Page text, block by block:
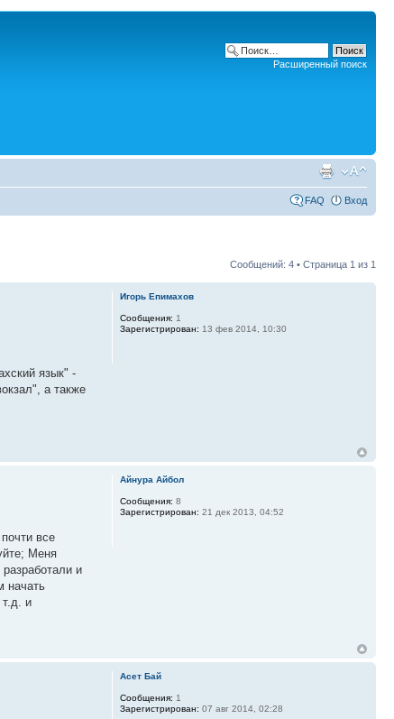
Расширенный поиск
FAQ Вход
Сообщений: 4 • Страница 1 из 1
язык" -
а также
Игорь Епимахов
Сообщения: 1
Зарегистрирован: 13 фев 2014, 10:30
все
Меня
и
начать
и
Айнура Айбол
Сообщения: 8
Зарегистрирован: 21 дек 2013, 04:52
Асет Бай
Сообщения: 1
Зарегистрирован: 07 авг 2014, 02:28